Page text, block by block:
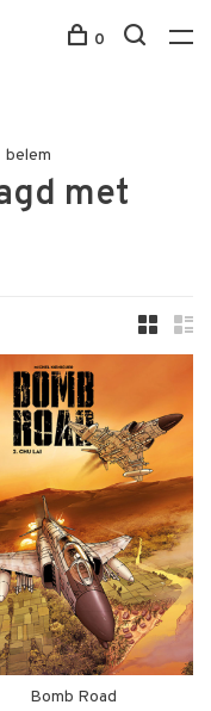
0
belem
met
Bomb Road